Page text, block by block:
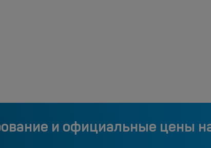
и официальные цены